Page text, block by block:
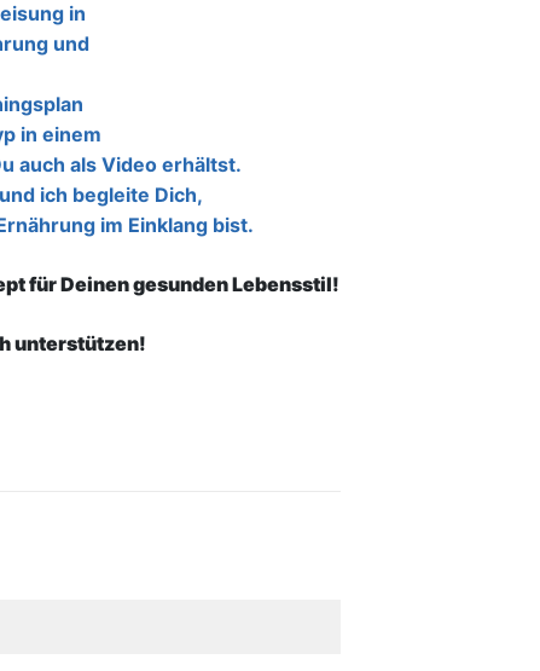
in
und
in einem
auch als Video erhältst.
ich begleite Dich,
im Einklang bist.
für Deinen gesunden Lebensstil!
unterstützen!